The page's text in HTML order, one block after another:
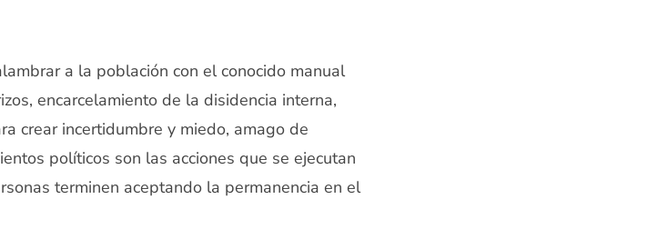
a la población con el conocido manual
encarcelamiento de la disidencia interna,
crear incertidumbre y miedo, amago de
políticos son las acciones que se ejecutan
terminen aceptando la permanencia en el